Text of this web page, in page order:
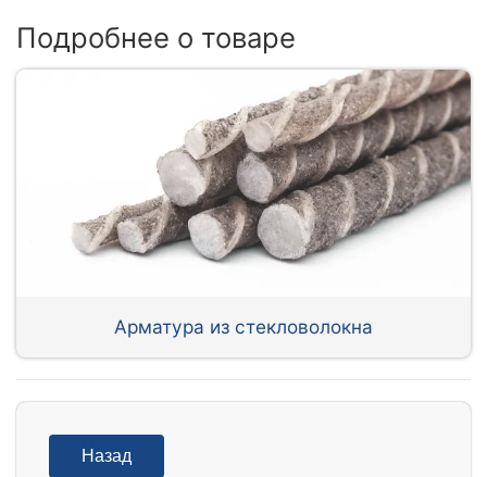
Подробнее о товаре
Арматура из стекловолокна
Назад